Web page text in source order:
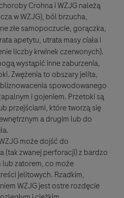
Crohna i WZJG należą
w WZJG), ból brzucha,
złe samopoczucie, gorączka,
apetytu, utrata masy ciała i
liczby krwinek czerwonych).
wystąpić inne zaburzenia,
Zwężenia to obszary jelita,
spowodowanego
i gojeniem. Przetoki są
przejściami, które tworzą się
a drugim lub do
może dojść do
(tak zwanej perforacji) z bardzo
lub zatorem, co może
jelitowych. Rzadkim,
WZJG jest ostre rozdęcie